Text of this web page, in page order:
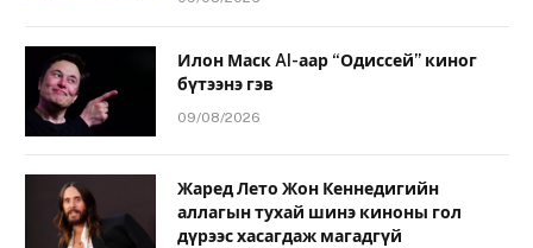
Илон Маск AI-аар “Одиссей” киног
бүтээнэ гэв
09/08/2026
Жаред Лето Жон Кеннедигийн
аллагын тухай шинэ киноны гол
дүрээс хасагдаж магадгүй